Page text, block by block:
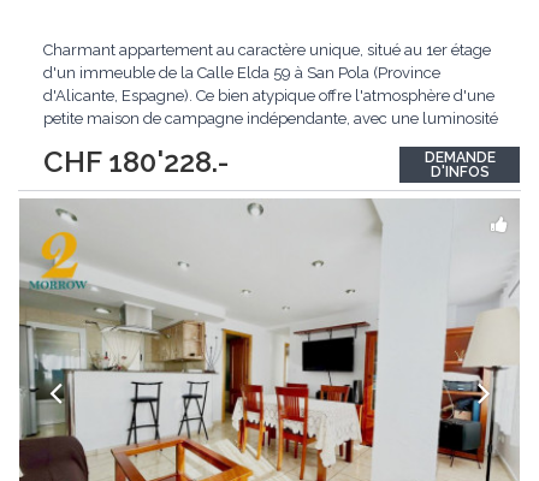
CHF 180'228.-
Charmant appartement au caractère unique, situé au 1er étage
d'un immeuble de la Calle Elda 59 à San Pola (Province
d'Alicante, Espagne). Ce bien atypique offre l'atmosphère d'une
petite maison de campagne indépendante, avec une luminosité
Calle Elda 59, 1er étage – San Pola, Alicante, Espagne Surface
habitable : 60 m² Étage...
DEMANDE
D'INFOS